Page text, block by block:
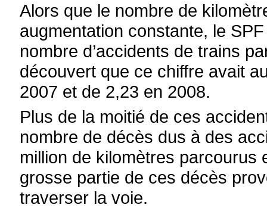
Alors que le nombre de
augmentation constante, le
nombre d’accidents de trains
découvert que ce chiffre avait
2007 et de 2,23 en 2008.
Plus de la moitié de ces
nombre de décès dus à des
million de kilomètres parcourus
grosse partie de ces décès
traverser la voie.